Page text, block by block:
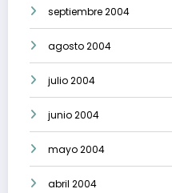
septiembre 2004
agosto 2004
julio 2004
junio 2004
mayo 2004
abril 2004